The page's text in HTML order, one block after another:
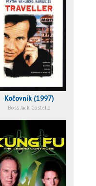
Kočovník (1997)
Boss Jack Costello